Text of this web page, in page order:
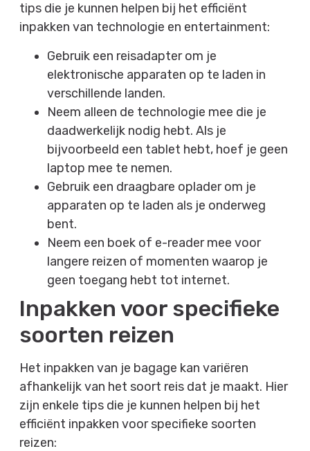
tips die je kunnen helpen bij het efficiënt
inpakken van technologie en entertainment:
Gebruik een reisadapter om je
elektronische apparaten op te laden in
verschillende landen.
Neem alleen de technologie mee die je
daadwerkelijk nodig hebt. Als je
bijvoorbeeld een tablet hebt, hoef je geen
laptop mee te nemen.
Gebruik een draagbare oplader om je
apparaten op te laden als je onderweg
bent.
Neem een ​​boek of e-reader mee voor
langere reizen of momenten waarop je
geen toegang hebt tot internet.
Inpakken voor specifieke
soorten reizen
Het inpakken van je bagage kan variëren
afhankelijk van het soort reis dat je maakt. Hier
zijn enkele tips die je kunnen helpen bij het
efficiënt inpakken voor specifieke soorten
reizen: